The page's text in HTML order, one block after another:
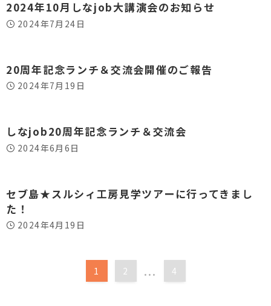
2024年10月しなjob大講演会のお知らせ
2024年7月24日
20周年記念ランチ＆交流会開催のご報告
2024年7月19日
しなjob20周年記念ランチ＆交流会
2024年6月6日
セブ島★スルシィ工房見学ツアーに行ってきまし
た！
2024年4月19日
1 2 ... 4